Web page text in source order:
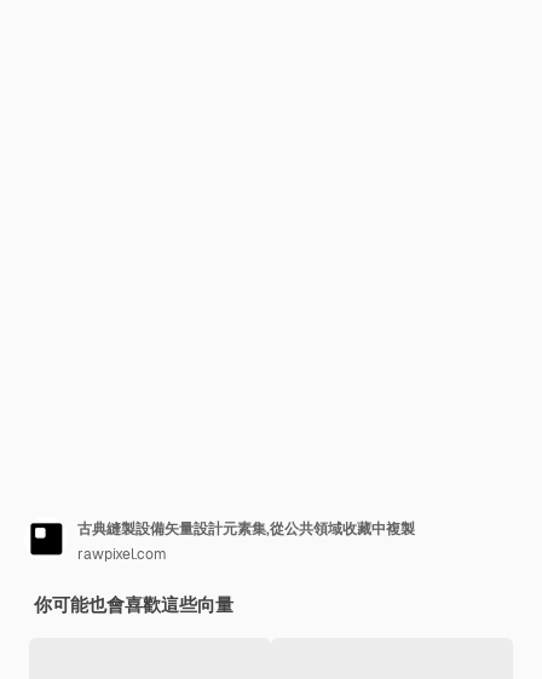
古典縫製設備矢量設計元素集,從公共領域收藏中複製
rawpixel.com
你可能也會喜歡這些向量